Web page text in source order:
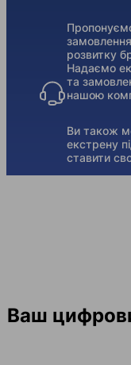
розвитку
Надаємо
та
нашою
Ви також
екстрену
ставити
Ваш